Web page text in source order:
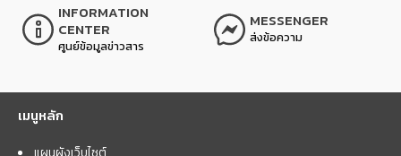
INFORMATION
CENTER
ศูนย์ข้อมูลข่าวสาร
MESSENGER
ส่งข้อความ
เมนูหลัก
แผนผังเว็บไซต์